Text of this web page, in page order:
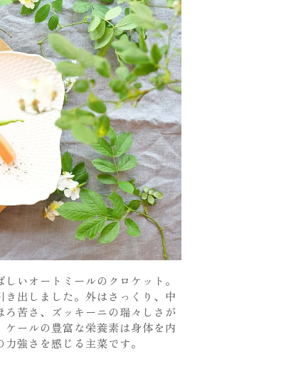
いオートミールのクロケット。
出しました。外はさっくり、中
苦さ、ズッキーニの瑞々しさが
ールの豊富な栄養素は身体を内
強さを感じる主菜です。